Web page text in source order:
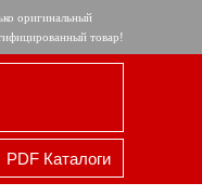
оригинальный
товар!
PDF Каталоги